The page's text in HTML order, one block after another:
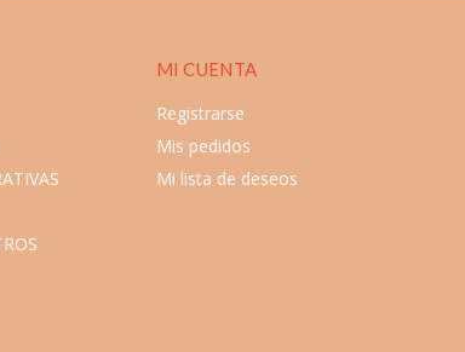
MI CUENTA
Registrarse
Mis pedidos
Mi lista de deseos